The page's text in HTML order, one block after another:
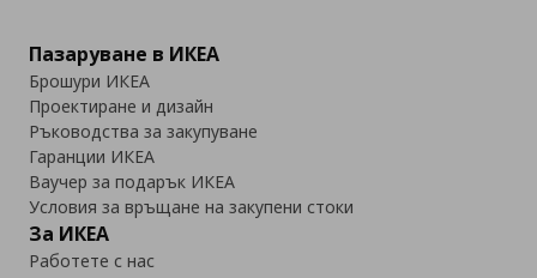
Пазаруване в ИКЕА
Брошури ИКЕА
Проектиране и дизайн
Ръководства за закупуване
Гаранции ИКЕА
Ваучер за подарък ИКЕА
Условия за връщане на закупени стоки
За ИКЕА
Работете с нас